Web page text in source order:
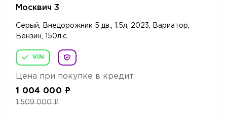
Москвич 3
Серый, Внедорожник 5 дв., 1.5л, 2023, Вариатор,
Бензин, 150л.c.
VIN
Цена при покупке в кредит:
1 004 000 ₽
1 509 000₽